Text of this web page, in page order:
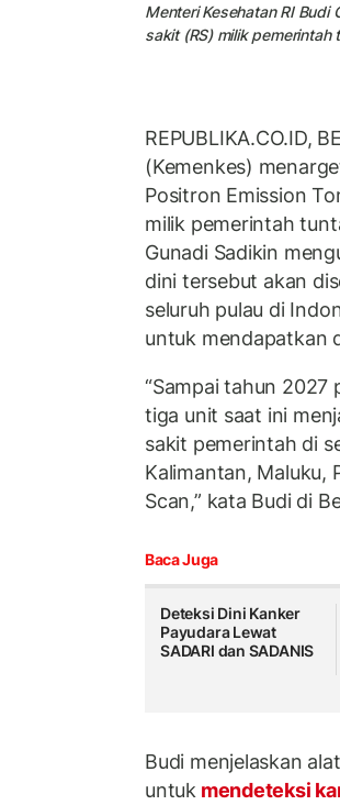
Menteri Kesehatan RI Budi
sakit (RS) milik pemerintah
REPUBLIKA.CO.ID,
(Kemenkes)
Positron Emission
milik pemerintah
Gunadi Sadikin
dini tersebut akan
seluruh pulau di
untuk mendapatkan
“Sampai tahun 2027
tiga unit saat ini
sakit pemerintah di
Kalimantan, Maluku,
Scan,” kata Budi di
Baca Juga
Deteksi Dini Kanker
Payudara Lewat
SADARI dan SADANIS
Budi menjelaskan
untuk mendeteksi